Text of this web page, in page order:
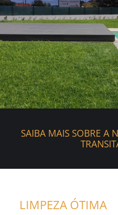
SAIBA MAIS SOBRE A
LIMPEZA ÓTIMA